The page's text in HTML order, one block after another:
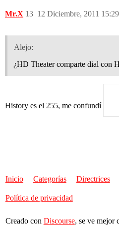
Mr.X 12 Diciembre, 2011 15:29
13
Alejo:
¿HD Theater comparte dial con
History es el 255, me confundí
Inicio Categorías Directrices
Política de privacidad
Creado con Discourse, se ve mejor